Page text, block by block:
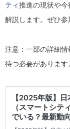
ティ推進の現状や今
解説します。ぜひ参
注意：一部の詳細
待つ必要があります